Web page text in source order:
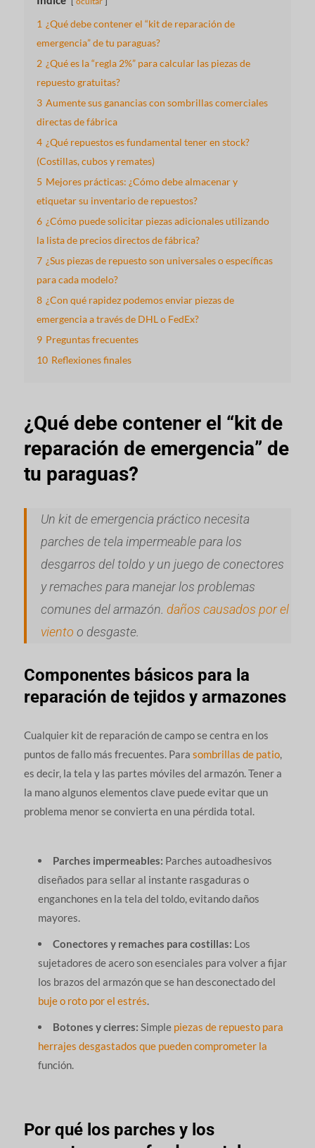
1 ¿Qué debe contener el “kit de reparación de
emergencia” de tu paraguas?
2 ¿Qué es la “regla 2%” para calcular las piezas de
repuesto gratuitas?
3 Aumente sus ganancias con sombrillas comerciales
directas de fábrica
4 ¿Qué repuestos es fundamental tener en stock?
(Costillas, cubos y remates)
5 Mejores prácticas: ¿Cómo debe almacenar y
etiquetar su inventario de repuestos?
6 ¿Cómo puede solicitar piezas adicionales utilizando
la lista de precios directos de fábrica?
7 ¿Sus piezas de repuesto son universales o específicas
para cada modelo?
8 ¿Con qué rapidez podemos enviar piezas de
emergencia a través de DHL o FedEx?
9 Preguntas frecuentes
10 Reflexiones finales
¿Qué debe contener el “kit de
reparación de emergencia” de
tu paraguas?
Un kit de emergencia práctico necesita
parches de tela impermeable para los
desgarros del toldo y un juego de conectores
y remaches para manejar los problemas
comunes del armazón. daños causados por el
viento o desgaste.
Componentes básicos para la
reparación de tejidos y armazones
Cualquier kit de reparación de campo se centra en los
puntos de fallo más frecuentes. Para sombrillas de patio,
es decir, la tela y las partes móviles del armazón. Tener a
la mano algunos elementos clave puede evitar que un
problema menor se convierta en una pérdida total.
Parches impermeables: Parches autoadhesivos
diseñados para sellar al instante rasgaduras o
enganchones en la tela del toldo, evitando daños
mayores.
Conectores y remaches para costillas: Los
sujetadores de acero son esenciales para volver a fijar
los brazos del armazón que se han desconectado del
buje o roto por el estrés
Botones y cierres: Simple piezas de repuesto para
herrajes desgastados que pueden comprometer la
función.
Por qué los parches y los